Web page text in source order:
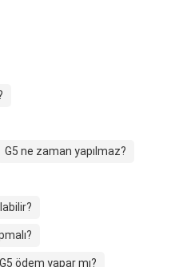
G5 ne zaman yapılmaz?
G5 ödem yapar mı?